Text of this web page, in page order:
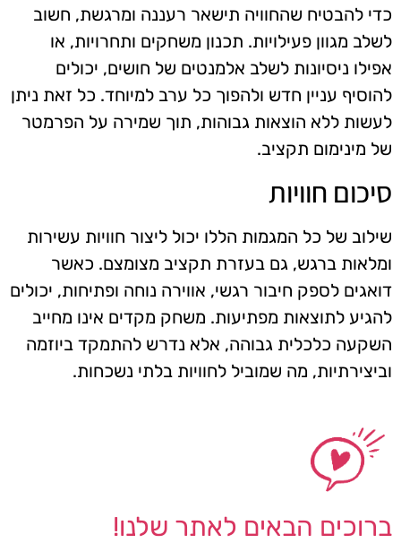
כדי להבטיח שהחוויה תישאר רעננה ומרגשת, חשוב
לשלב מגוון פעילויות. תכנון משחקים ותחרויות, או
אפילו ניסיונות לשלב אלמנטים של חושים, יכולים
להוסיף עניין חדש ולהפוך כל ערב למיוחד. כל זאת ניתן
לעשות ללא הוצאות גבוהות, תוך שמירה על הפרמטר
של מינימום תקציב.
סיכום חוויות
שילוב של כל המגמות הללו יכול ליצור חוויות עשירות
ומלאות ברגש, גם בעזרת תקציב מצומצם. כאשר
דואגים לספק חיבור רגשי, אווירה נוחה ופתיחות, יכולים
להגיע לתוצאות מפתיעות. משחק מקדים אינו מחייב
השקעה כלכלית גבוהה, אלא נדרש להתמקד ביוזמה
וביצירתיות, מה שמוביל לחוויות בלתי נשכחות.
ברוכים הבאים לאתר שלנו!